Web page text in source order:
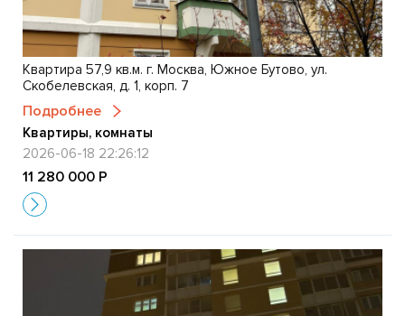
Квартира 57,9 кв.м. г. Москва, Южное Бутово, ул.
Скобелевская, д. 1, корп. 7
Подробнее
Квартиры, комнаты
2026-06-18 22:26:12
11 280 000 Р